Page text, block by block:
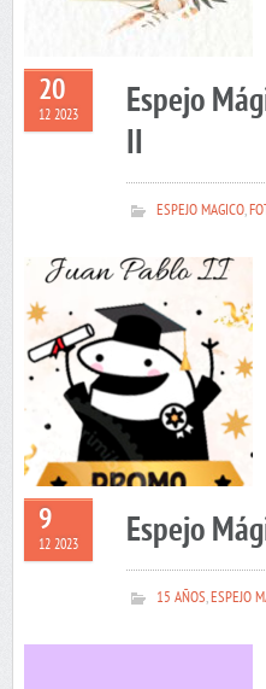
20
12 2023
Espejo
II
ESPEJO MAGICO,
9
12 2023 Espejo
15 AÑOS,ESPEJO